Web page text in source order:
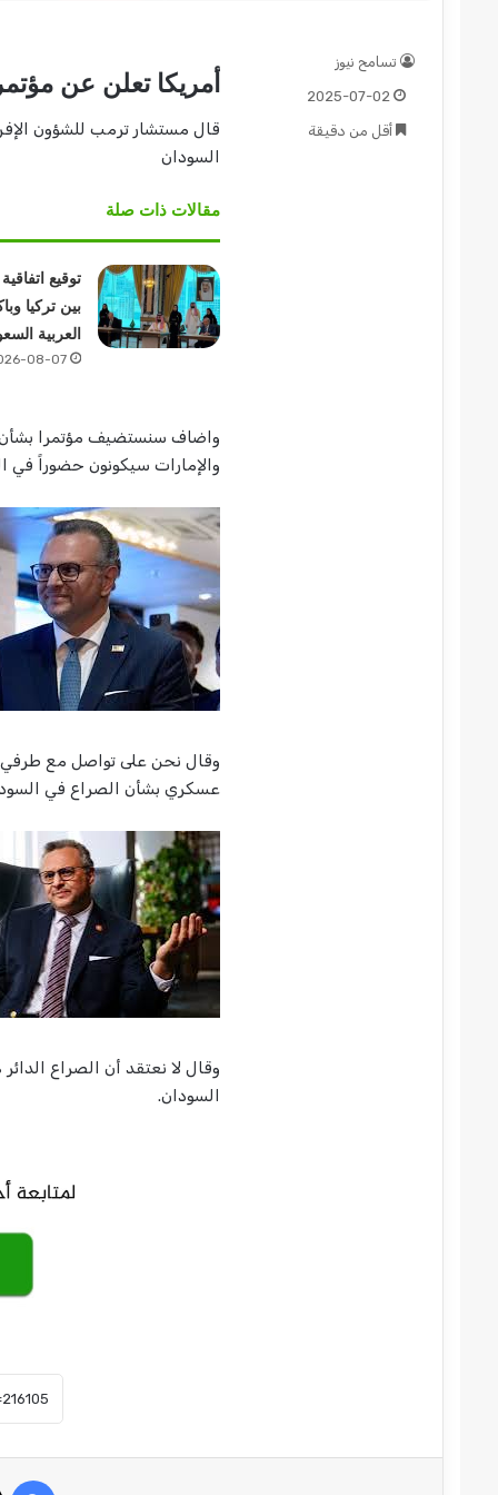
أمريكا تعلن عن
قال مستشار ترمب للشؤون
السودان
مقالات ذات صلة
توقيع
بين تركيا
العربية
08-07
واضاف سنستضيف مؤتمرا بشأن
والإمارات سيكونون حضوراً في
وقال نحن على تواصل مع طرفي
عسكري بشأن الصراع في
وقال لا نعتقد أن الصراع
السودان.
تسامح نيوز
2025-07-02
أقل من دقيقة